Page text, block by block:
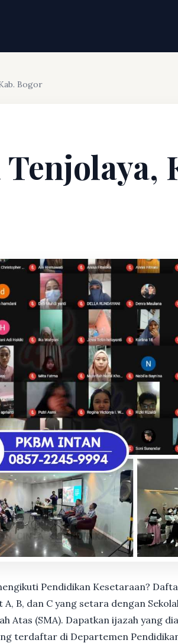
Bogor
Pendidikan Kesetaraan?
B, dan C yang setara dengan
Atas (SMA). Dapatkan ijazah yang
terdaftar di Departemen